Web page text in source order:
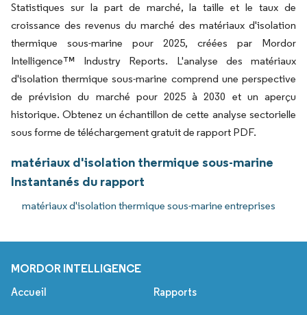
Statistiques sur la part de marché, la taille et le taux de
croissance des revenus du marché des matériaux d'isolation
thermique sous-marine pour 2025, créées par Mordor
Intelligence™ Industry Reports. L'analyse des matériaux
d'isolation thermique sous-marine comprend une perspective
de prévision du marché pour 2025 à 2030 et un aperçu
historique. Obtenez un échantillon de cette analyse sectorielle
sous forme de téléchargement gratuit de rapport PDF.
matériaux d'isolation thermique sous-marine
Instantanés du rapport
matériaux d'isolation thermique sous-marine entreprises
MORDOR INTELLIGENCE
Accueil Rapports